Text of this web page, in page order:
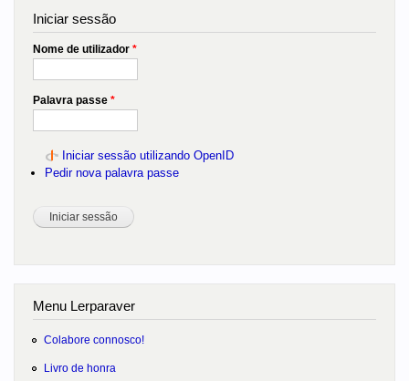
Iniciar sessão
Nome de utilizador *
Palavra passe *
Iniciar sessão utilizando OpenID
Pedir nova palavra passe
Menu Lerparaver
Colabore connosco!
Livro de honra